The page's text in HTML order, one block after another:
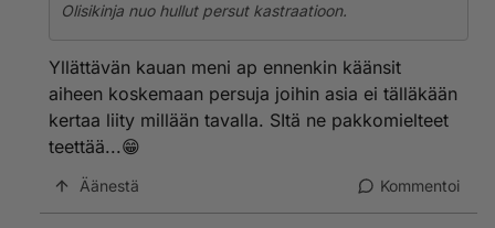
Olisikinja nuo hullut persut kastraatioon.
Yllättävän kauan meni ap ennenkin käänsit
aiheen koskemaan persuja joihin asia ei tälläkään
kertaa liity millään tavalla. SItä ne pakkomielteet
teettää...😁
Äänestä Kommentoi